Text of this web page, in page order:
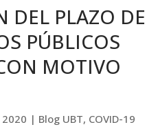
DEL PLAZO DE
PÚBLICOS
MOTIVO
| Blog UBT, COVID-19